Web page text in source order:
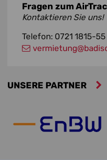
Fragen zum
Kontaktieren Sie uns!
Telefon: 0721 1815-55
vermietung
UNSERE PARTNER